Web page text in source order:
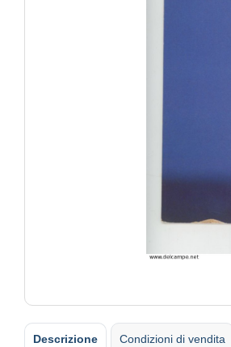
Descrizione Condizioni di vendita